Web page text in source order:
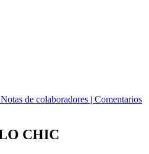
de colaboradores | Comentarios
CHIC